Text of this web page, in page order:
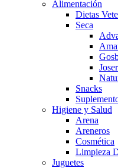
Alimentación
Dietas
Seca
Snacks
Higiene y Salud
Arena
Areneros
Cosmética
Limpieza
Juguetes